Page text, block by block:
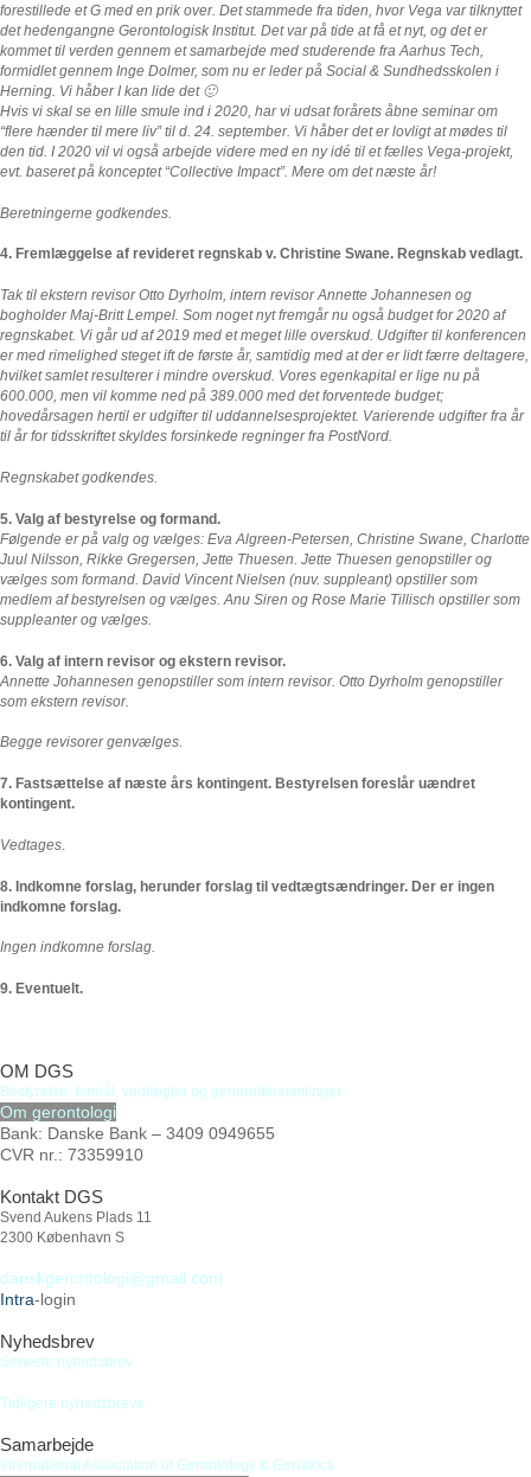
forestillede et G med en prik over. Det stammede fra tiden, hvor Vega var tilknyttet
det hedengangne Gerontologisk Institut. Det var på tide at få et nyt, og det er
kommet til verden gennem et samarbejde med studerende fra Aarhus Tech,
formidlet gennem Inge Dolmer, som nu er leder på Social & Sundhedsskolen i
Herning. Vi håber I kan lide det 🙂
Hvis vi skal se en lille smule ind i 2020, har vi udsat forårets åbne seminar om
“flere hænder til mere liv” til d. 24. september. Vi håber det er lovligt at mødes til
den tid. I 2020 vil vi også arbejde videre med en ny idé til et fælles Vega-projekt,
evt. baseret på konceptet “Collective Impact”. Mere om det næste år!
Beretningerne godkendes.
4. Fremlæggelse af revideret regnskab v. Christine Swane. Regnskab vedlagt.
Tak til ekstern revisor Otto Dyrholm, intern revisor Annette Johannesen og
bogholder Maj-Britt Lempel. Som noget nyt fremgår nu også budget for 2020 af
regnskabet. Vi går ud af 2019 med et meget lille overskud. Udgifter til konferencen
er med rimelighed steget ift de første år, samtidig med at der er lidt færre deltagere,
hvilket samlet resulterer i mindre overskud. Vores egenkapital er lige nu på
600.000, men vil komme ned på 389.000 med det forventede budget;
hovedårsagen hertil er udgifter til uddannelsesprojektet. Varierende udgifter fra år
til år for tidsskriftet skyldes forsinkede regninger fra PostNord.
Regnskabet godkendes.
5. Valg af bestyrelse og formand.
Følgende er på valg og vælges: Eva Algreen-Petersen, Christine Swane, Charlotte
Juul Nilsson, Rikke Gregersen, Jette Thuesen. Jette Thuesen genopstiller og
vælges som formand. David Vincent Nielsen (nuv. suppleant) opstiller som
medlem af bestyrelsen og vælges. Anu Siren og Rose Marie Tillisch opstiller som
suppleanter og vælges.
6. Valg af intern revisor og ekstern revisor.
Annette Johannesen genopstiller som intern revisor. Otto Dyrholm genopstiller
som ekstern revisor.
Begge revisorer genvælges.
7. Fastsættelse af næste års kontingent. Bestyrelsen foreslår uændret
kontingent.
Vedtages.
8. Indkomne forslag, herunder forslag til vedtægtsændringer. Der er ingen
indkomne forslag.
Ingen indkomne forslag.
9. Eventuelt.
OM DGS
Bestyrelse formål, vedtægter og generalforsamlinger
Om gerontologi
Bank: Danske Bank – 3409 0949655
CVR nr.: 73359910
Kontakt DGS
Svend Aukens Plads 11
2300 København S
danskgerontologi@gmail.com
Intra-login
Nyhedsbrev
Seneste nyhedsbrev
Tidligere nyhedsbreve
Samarbejde
International Association of Gerontology & Geriatrics